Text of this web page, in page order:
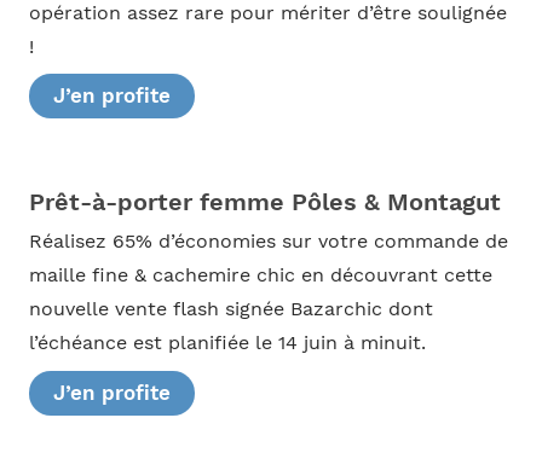
opération assez rare pour mériter d’être soulignée
!
J’en profite
Prêt-à-porter femme Pôles & Montagut
Réalisez 65% d’économies sur votre commande de
maille fine & cachemire chic en découvrant cette
nouvelle vente flash signée Bazarchic dont
l’échéance est planifiée le 14 juin à minuit.
J’en profite